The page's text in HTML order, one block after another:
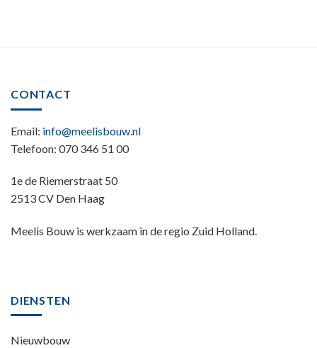
CONTACT
Email: info@meelisbouw.nl
Telefoon: 070 346 51 00
1e de Riemerstraat 50
2513 CV Den Haag
Meelis Bouw is werkzaam in de regio Zuid Holland.
DIENSTEN
Nieuwbouw